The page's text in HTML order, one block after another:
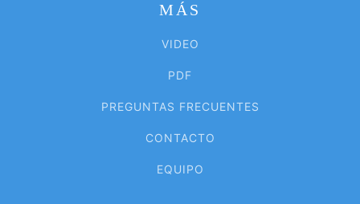
MÁS
VIDEO
PDF
PREGUNTAS FRECUENTES
CONTACTO
EQUIPO